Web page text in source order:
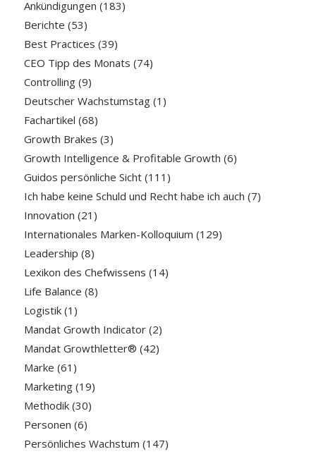
Ankündigungen (183)
Berichte (53)
Best Practices (39)
CEO Tipp des Monats (74)
Controlling(9)
Deutscher Wachstumstag(1)
Fachartikel (68)
Growth Brakes (3)
Growth Intelligence & Profitable Growth (6)
Guidos persönliche Sicht(111)
Ich habe keine Schuld und Recht habe ich auch (7)
Innovation (21)
Internationales Marken-Kolloquium (129)
Leadership (8)
Lexikon des Chefwissens (14)
Life Balance (8)
Logistik(1)
Mandat Growth Indicator(2)
Mandat Growthletter® (42)
Marke (61)
Marketing(19)
Methodik(30)
Personen (6)
Persönliches Wachstum (147)